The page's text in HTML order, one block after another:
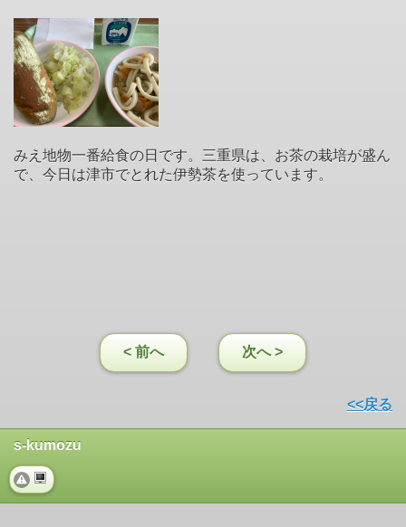
みえ地物一番給食の日です。三重県は、お茶の栽培が盛ん
で、今日は津市でとれた伊勢茶を使っています。
< 前へ 次へ >
<<戻る
s-kumozu